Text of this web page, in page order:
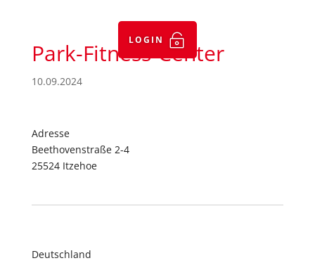

LOGIN
Park-Fitness-Center
10.09.2024
Adresse
Beethovenstraße 2-4
25524 Itzehoe
Deutschland